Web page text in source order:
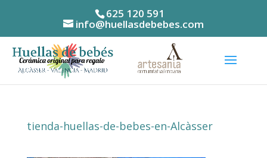
625 120 591
info@huellasdebebes.com
tienda-huellas-de-bebes-en-Alcàsser